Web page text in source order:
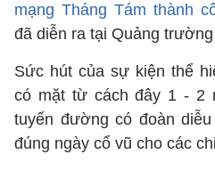
mạng Tháng Tám thành
đã diễn ra tại Quảng
Sức hút của sự kiện thể
có mặt từ cách đây 1 - 2
tuyến đường có đoàn
đúng ngày cổ vũ cho các